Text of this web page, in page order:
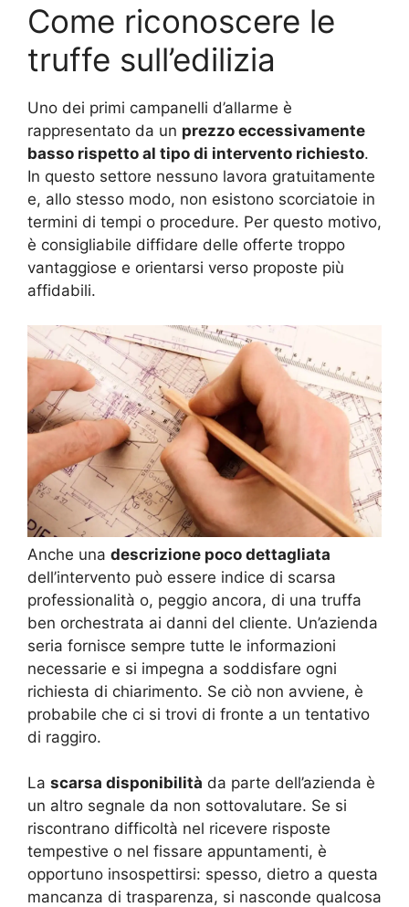
Come riconoscere le
truffe sull’edilizia
Uno dei primi campanelli d’allarme è
rappresentato da un prezzo eccessivamente
basso rispetto al tipo di intervento richiesto.
In questo settore nessuno lavora gratuitamente
e, allo stesso modo, non esistono scorciatoie in
termini di tempi o procedure. Per questo motivo,
è consigliabile diffidare delle offerte troppo
vantaggiose e orientarsi verso proposte più
affidabili.
Anche una descrizione poco dettagliata
dell’intervento può essere indice di scarsa
professionalità o, peggio ancora, di una truffa
ben orchestrata ai danni del cliente. Un’azienda
seria fornisce sempre tutte le informazioni
necessarie e si impegna a soddisfare ogni
richiesta di chiarimento. Se ciò non avviene, è
probabile che ci si trovi di fronte a un tentativo
di raggiro.
La scarsa disponibilità da parte dell’azienda è
un altro segnale da non sottovalutare. Se si
riscontrano difficoltà nel ricevere risposte
tempestive o nel fissare appuntamenti, è
opportuno insospettirsi: spesso, dietro a questa
mancanza di trasparenza, si nasconde qualcosa